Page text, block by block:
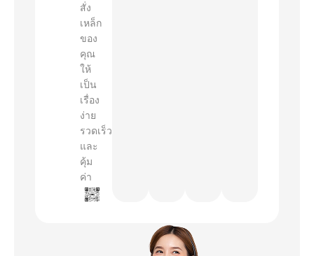
สั่ง
เหล็ก
ของ
คุณ
ให้
เป็น
เรื่อง
ง่าย
รวดเร็ว
และ
คุ้ม
ค่า